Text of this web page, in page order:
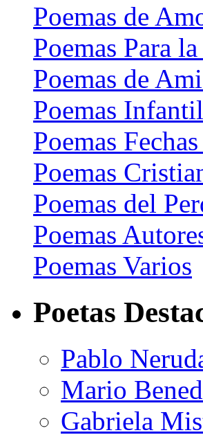
Poemas de
Poemas Para
Poemas de
Poemas
Poemas
Poemas
Poemas del
Poemas
Poemas Varios
Poetas
Pablo
Mario
Gabriela